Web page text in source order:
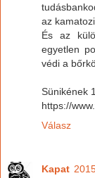
az
És az
egyetlen
védi a
Sünikének
https://
Válasz
Kapat